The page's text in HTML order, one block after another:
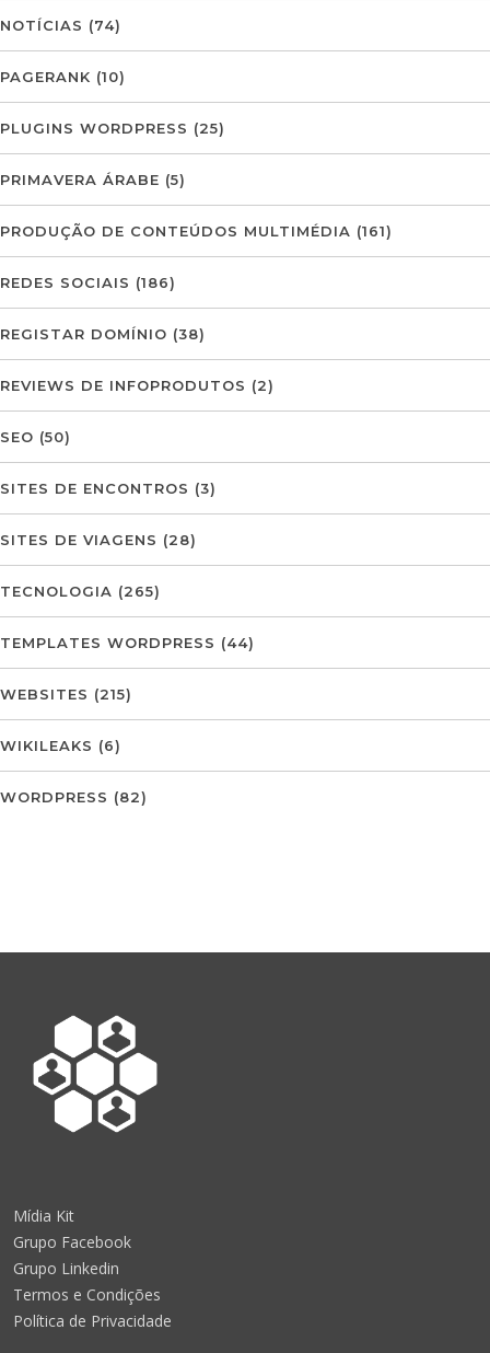
NOTÍCIAS (74)
PAGERANK (10)
PLUGINS WORDPRESS (25)
PRIMAVERA ÁRABE (5)
PRODUÇÃO DE CONTEÚDOS MULTIMÉDIA (161)
REDES SOCIAIS (186)
REGISTAR DOMÍNIO (38)
REVIEWS DE INFOPRODUTOS (2)
SEO (50)
SITES DE ENCONTROS (3)
SITES DE VIAGENS (28)
TECNOLOGIA (265)
TEMPLATES WORDPRESS (44)
WEBSITES (215)
WIKILEAKS (6)
WORDPRESS (82)
Mídia Kit
Grupo Facebook
Grupo Linkedin
Termos e Condições
Política de Privacidade